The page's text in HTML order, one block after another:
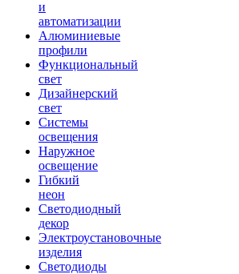
и
автоматизации
Алюминиевые
профили
Функциональный
свет
Дизайнерский
свет
Системы
освещения
Наружное
освещение
Гибкий
неон
Светодиодный
декор
Электроустановочные
изделия
Светодиоды